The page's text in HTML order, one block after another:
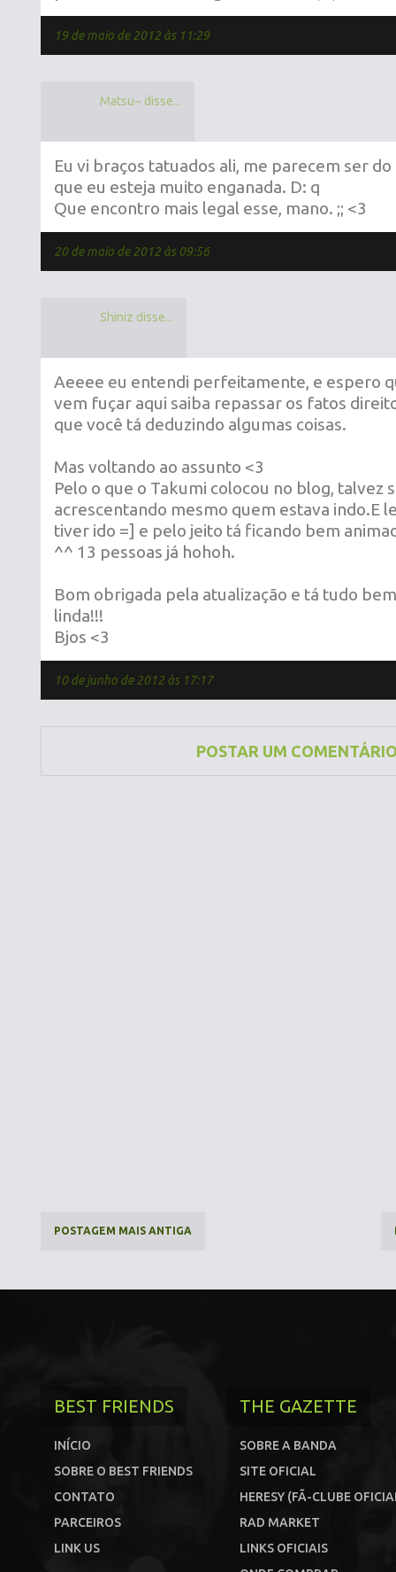
19 de maio de 2012 às 11:29
Matsu~ disse...
Eu vi braços tatuados ali, me parecem ser
que eu esteja muito enganada. D: q
Que encontro mais legal esse, mano. ;; <3
20 de maio de 2012 às 09:56
Shiniz disse...
Aeeee eu entendi perfeitamente, e espero
vem fuçar aqui saiba repassar os fatos
que você tá deduzindo algumas coisas.
Mas voltando ao assunto <3
Pelo o que o Takumi colocou no blog, talvez
acrescentando mesmo quem estava indo.E
tiver ido =] e pelo jeito tá ficando bem
^^ 13 pessoas já hohoh.
Bom obrigada pela atualização e tá tudo
linda!!!
Bjos <3
10 de junho de 2012 às 17:17
POSTAR UM
POSTAGEM MAIS ANTIGA
BEST FRIENDS
INÍCIO
SOBRE O BEST FRIENDS
CONTATO
PARCEIROS
LINK US
THE GAZETTE
SOBRE A BANDA
SITE OFICIAL
HERESY (FÃ-CLUBE
RAD MARKET
LINKS OFICIAIS